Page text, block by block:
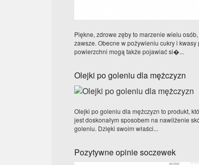
Piękne, zdrowe zęby to marzenie wielu
zawsze. Obecne w pożywieniu cukry i
powierzchni mogą także pojawiać si�...
Olejki po goleniu dla mężczyzn
Olejki po goleniu dla mężczyzn to produkt,
jest doskonałym sposobem na nawilżenie
goleniu. Dzięki swoim właści...
Pozytywne opinie soczewek